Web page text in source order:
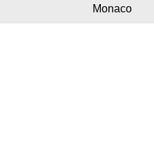
Monaco